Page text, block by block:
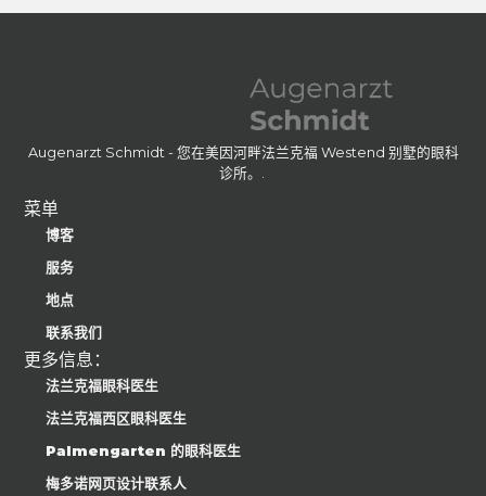
Augenarzt Schmidt - 您在美因河畔法兰克福 Westend 别墅的眼科
诊所。.
菜单
博客
服务
地点
联系我们
更多信息：
法兰克福眼科医生
法兰克福西区眼科医生
Palmengarten 的眼科医生
梅多诺网页设计联系人